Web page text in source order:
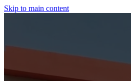
Skip to main content